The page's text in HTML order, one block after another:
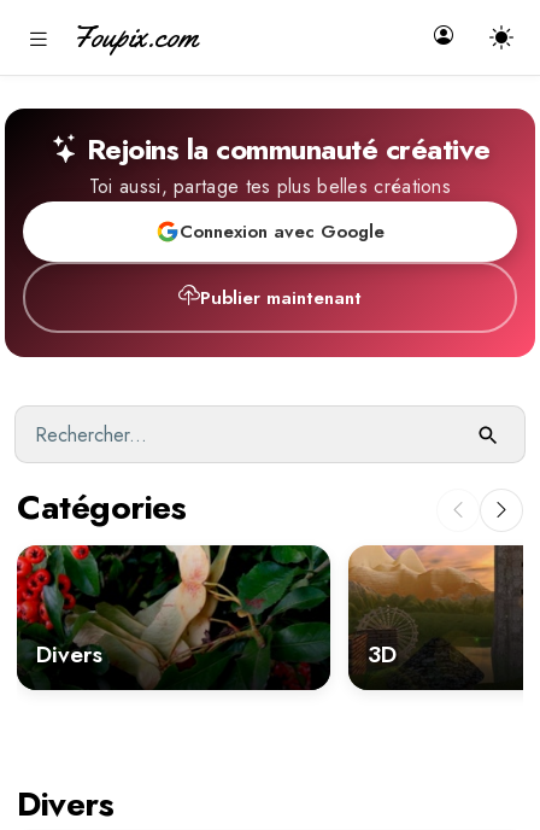
Foupix.com
Rejoins la communauté créative
Toi aussi, partage tes plus belles créations
Connexion avec Google
Publier maintenant
Catégories
Divers 3D
Divers